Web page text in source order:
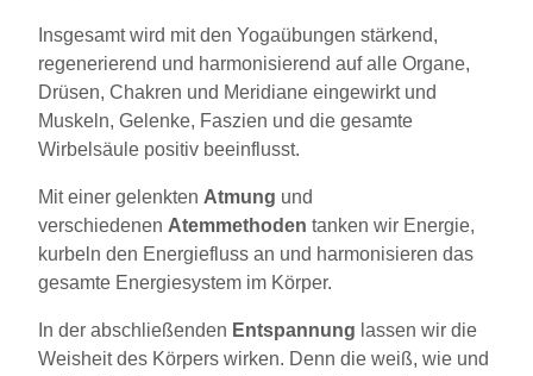
Insgesamt wird mit den Yogaübungen stärkend,
regenerierend und harmonisierend auf alle Organe,
Drüsen, Chakren und Meridiane eingewirkt und
Muskeln, Gelenke, Faszien und die gesamte
Wirbelsäule positiv beeinflusst.
Mit einer gelenkten Atmung und
verschiedenen Atemmethoden tanken wir Energie,
kurbeln den Energiefluss an und harmonisieren das
gesamte Energiesystem im Körper.
In der abschließenden Entspannung lassen wir die
Weisheit des Körpers wirken. Denn die weiß, wie und